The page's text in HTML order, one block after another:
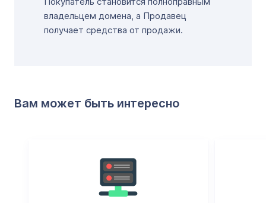
владельцем домена, а Продавец
получает средства от продажи.
Вам может быть интересно